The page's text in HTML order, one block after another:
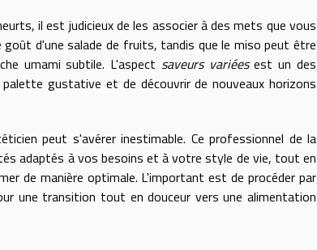
il est judicieux de les associer à des mets que vous
d'une salade de fruits, tandis que le miso peut être
umami subtile. L'aspect saveurs variéesest un des
gustative et de découvrir de nouveaux horizons
peut s'avérer inestimable. Ce professionnel de la
adaptés à vos besoins et à votre style de vie, tout en
de manière optimale. L'important est de procéder par
une transition tout en douceur vers une alimentation